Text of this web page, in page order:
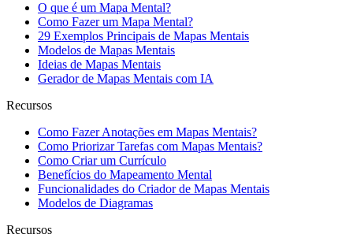
O que é um Mapa Mental?
Como Fazer um Mapa Mental?
29 Exemplos Principais de Mapas Mentais
Modelos de Mapas Mentais
Ideias de Mapas Mentais
Gerador de Mapas Mentais com IA
Recursos
Como Fazer Anotações em Mapas Mentais?
Como Priorizar Tarefas com Mapas Mentais?
Como Criar um Currículo
Benefícios do Mapeamento Mental
Funcionalidades do Criador de Mapas Mentais
Modelos de Diagramas
Recursos